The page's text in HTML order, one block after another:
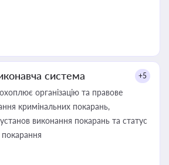
система +5
організацію та правове
кримінальних покарань,
установ виконання покарань та статус
покарання